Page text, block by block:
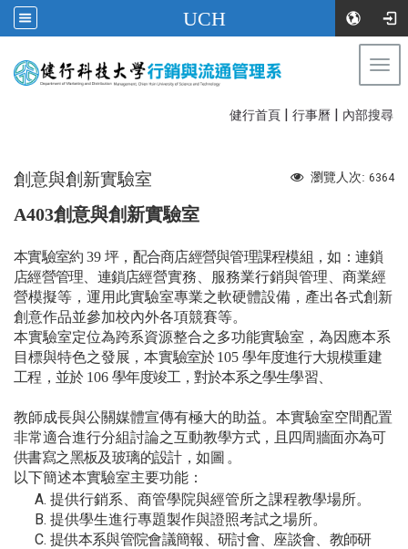
UCH
健行首頁 | 行事曆 | 內部搜尋
瀏覽人次: 6364
創意與創新實驗室
A403創意與創新實驗室
本實驗室約 39 坪，配合商店經營與管理課程模組，如：連鎖
店經營管理、連鎖店經營實務、服務業行銷與管理、商業經
營模擬等，運用此實驗室專業之軟硬體設備，產出各式創新
創意作品並參加校內外各項競賽等。
本實驗室定位為跨系資源整合之多功能實驗室，為因應本系
目標與特色之發展，本實驗室於105學年度進行大規模重建
工程，並於 106 學年度竣工，對於本系之學生學習、
教師成長與公關媒體宣傳有極大的助益。本實驗室空間配置
非常適合進行分組討論之互動教學方式，且四周牆面亦為可
供書寫之黑板及玻璃的設計，如圖 。
以下簡述本實驗室主要功能：
提供行銷系、商管學院與經管所之課程教學場所。
提供學生進行專題製作與證照考試之場所。
提供本系與管院會議簡報、研討會、座談會、教師研